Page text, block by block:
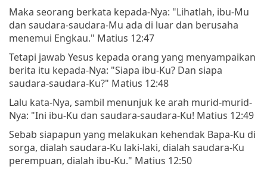
Maka seorang berkata kepada-Nya: "Lihatlah, ibu-Mu
dan saudara-saudara-Mu ada di luar dan berusaha
menemui Engkau." Matius 12:47
Tetapi jawab Yesus kepada orang yang menyampaikan
berita itu kepada-Nya: "Siapa ibu-Ku? Dan siapa
saudara-saudara-Ku?" Matius 12:48
Lalu kata-Nya, sambil menunjuk ke arah murid-murid-
Nya: "Ini ibu-Ku dan saudara-saudara-Ku! Matius 12:49
Sebab siapapun yang melakukan kehendak Bapa-Ku di
sorga, dialah saudara-Ku laki-laki, dialah saudara-Ku
perempuan, dialah ibu-Ku." Matius 12:50